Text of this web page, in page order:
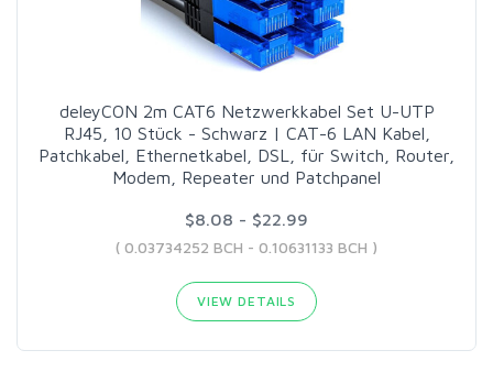
deleyCON 2m CAT6 Netzwerkkabel Set U-UTP
RJ45, 10 Stück - Schwarz | CAT-6 LAN Kabel,
Patchkabel, Ethernetkabel, DSL, für Switch, Router,
Modem, Repeater und Patchpanel
$8.08 - $22.99
( 0.03734252 BCH - 0.10631133 BCH )
VIEW DETAILS